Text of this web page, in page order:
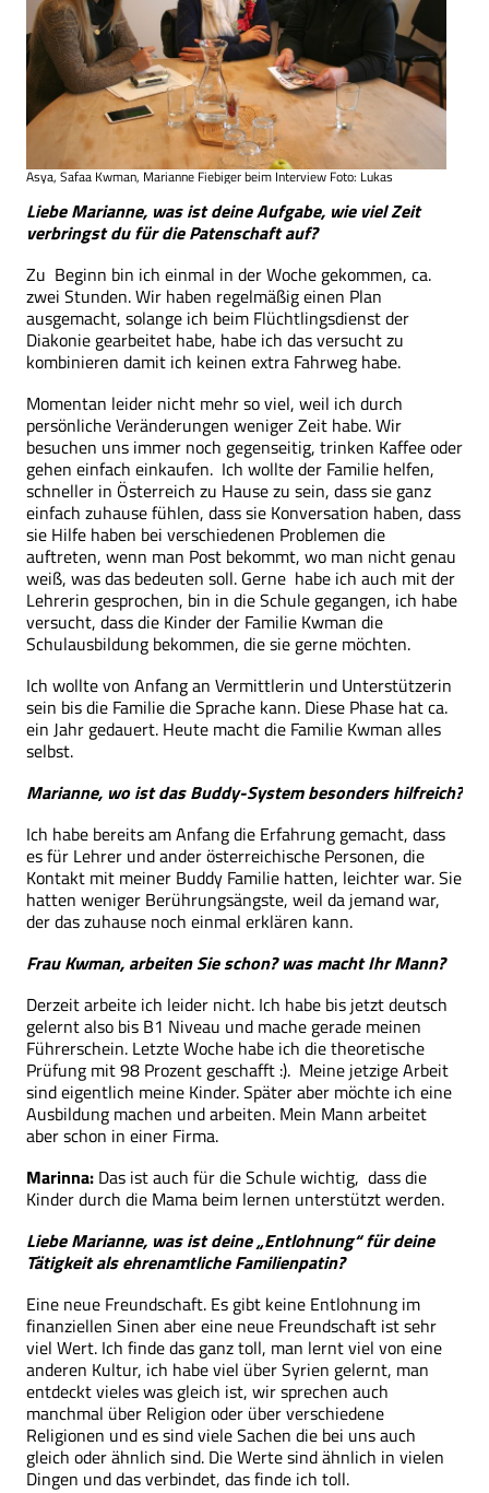
Asya, Safaa Kwman, Marianne Fiebiger beim Interview Foto: Lukas
Liebe Marianne, was ist deine Aufgabe, wie viel Zeit
verbringst du für die Patenschaft auf?
Zu Beginn bin ich einmal in der Woche gekommen, ca.
zwei Stunden. Wir haben regelmäßig einen Plan
ausgemacht, solange ich beim Flüchtlingsdienst der
Diakonie gearbeitet habe, habe ich das versucht zu
kombinieren damit ich keinen extra Fahrweg habe.
Momentan leider nicht mehr so viel, weil ich durch
persönliche Veränderungen weniger Zeit habe. Wir
besuchen uns immer noch gegenseitig, trinken Kaffee oder
gehen einfach einkaufen. Ich wollte der Familie helfen,
schneller in Österreich zu Hause zu sein, dass sie ganz
einfach zuhause fühlen, dass sie Konversation haben, dass
sie Hilfe haben bei verschiedenen Problemen die
auftreten, wenn man Post bekommt, wo man nicht genau
weiß, was das bedeuten soll. Gerne habe ich auch mit der
Lehrerin gesprochen, bin in die Schule gegangen, ich habe
versucht, dass die Kinder der Familie Kwman die
Schulausbildung bekommen, die sie gerne möchten.
Ich wollte von Anfang an Vermittlerin und Unterstützerin
sein bis die Familie die Sprache kann. Diese Phase hat ca.
ein Jahr gedauert. Heute macht die Familie Kwman alles
selbst.
Marianne, wo ist das Buddy-System besonders hilfreich?
Ich habe bereits am Anfang die Erfahrung gemacht, dass
es für Lehrer und ander österreichische Personen, die
Kontakt mit meiner Buddy Familie hatten, leichter war. Sie
hatten weniger Berührungsängste, weil da jemand war,
der das zuhause noch einmal erklären kann.
Frau Kwman, arbeiten Sie schon? was macht Ihr Mann?
Derzeit arbeite ich leider nicht. Ich habe bis jetzt deutsch
gelernt also bis B1 Niveau und mache gerade meinen
Führerschein. Letzte Woche habe ich die theoretische
Prüfung mit 98 Prozent geschafft :). Meine jetzige Arbeit
sind eigentlich meine Kinder. Später aber möchte ich eine
Ausbildung machen und arbeiten. Mein Mann arbeitet
aber schon in einer Firma.
Marinna: Das ist auch für die Schule wichtig, dass die
Kinder durch die Mama beim lernen unterstützt werden.
Liebe Marianne, was ist deine „Entlohnung“ für deine
Tätigkeit als ehrenamtliche Familienpatin?
Eine neue Freundschaft. Es gibt keine Entlohnung im
finanziellen Sinen aber eine neue Freundschaft ist sehr
viel Wert. Ich finde das ganz toll, man lernt viel von eine
anderen Kultur, ich habe viel über Syrien gelernt, man
entdeckt vieles was gleich ist, wir sprechen auch
manchmal über Religion oder über verschiedene
Religionen und es sind viele Sachen die bei uns auch
gleich oder ähnlich sind. Die Werte sind ähnlich in vielen
Dingen und das verbindet, das finde ich toll.